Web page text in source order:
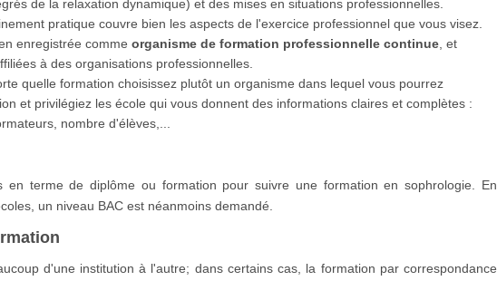
de la relaxation dynamique) et des mises en situations professionnelles.
pratique couvre bien les aspects de l'exercice professionnel que vous visez.
enregistrée comme organisme de formation professionnelle continue, et
à des organisations professionnelles.
quelle formation choisissez plutôt un organisme dans lequel vous pourrez
et privilégiez les école qui vous donnent des informations claires et complètes :
nombre d'élèves,...
en terme de diplôme ou formation pour suivre une formation en sophrologie. En
un niveau BAC est néanmoins demandé.
d'une institution à l'autre; dans certains cas, la formation par correspondance